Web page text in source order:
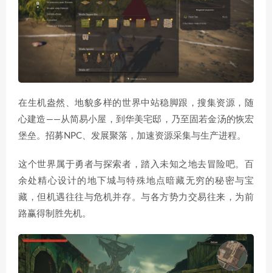
在生机盎然、地貌多样的世界中站稳脚跟，搜集资源，随
心建造——从简易小屋，到华美宅邸，乃至固若金汤的恢宏
堡垒。招募NPC、发展聚落，加速资源采集与生产进程。
这个世界属于勇者与探索者，踏入未知之地去冒险吧。百
余处精心设计的地下城与特殊地点暗藏无穷的秘密与宝
藏，但机遇往往与危机并存。与各方势力交易往来，为前
路赢得制胜先机。